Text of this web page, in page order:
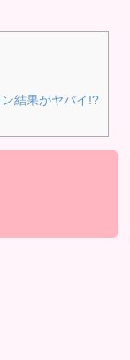
結果がヤバイ!?